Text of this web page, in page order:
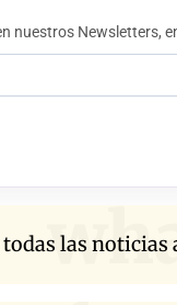
nuestros
las noticias